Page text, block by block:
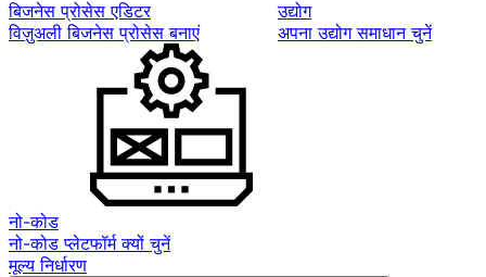
बिजनेस प्रोसेस एडिटर
विज़ुअली बिजनेस प्रोसेस बनाएं
उद्योग
अपना उद्योग समाधान चुनें
नो-कोड
नो-कोड प्लेटफॉर्म क्यों चुनें
मूल्य निर्धारण